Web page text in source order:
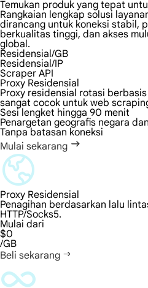
Temukan produk yang tepat
Rangkaian lengkap solusi
dirancang untuk koneksi stabil,
berkualitas tinggi, dan akses
global.
Residensial/GB
Residensial/IP
Scraper API
Proxy Residensial
Proxy residensial rotasi
sangat cocok untuk web
Sesi lengket hingga 90 menit
Penargetan geografis negara
Tanpa batasan koneksi
Mulai sekarang
Proxy Residensial
Penagihan berdasarkan lalu
HTTP/Socks5.
Mulai dari
$0
/GB
Beli sekarang